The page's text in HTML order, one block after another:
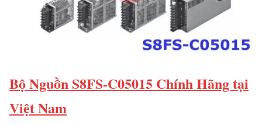
Bộ Nguồn S8FS-C05015 Chính Hãng tại
Việt Nam